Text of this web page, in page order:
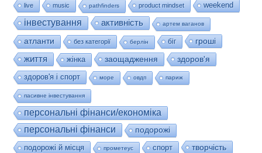
live music pathfinders product mindset weekend
інвестування активність артем ваганов
атланти без категорії берлін біг гроші
життя жінка заощадження здоров'я
здоров'я і спорт море овдп париж
пасивне інвестування
персональні фінанси/економіка
персональні фінанси
подорожі
подорожі й місця
прометеус спорт
творчість